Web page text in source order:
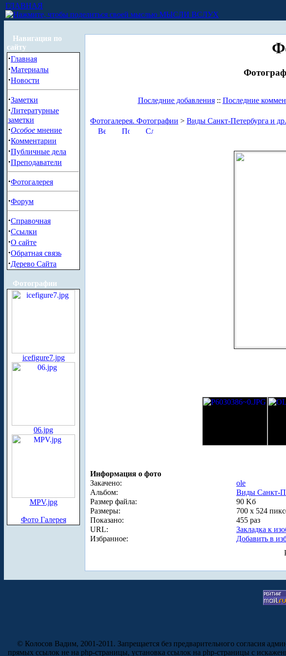
ГЛАВНАЯ
МЫСЛИ ВСЛУХ
Навигация по
сайту
·Главная
·Материалы
·Новости
·Заметки
·Литературные
заметки
·Особое мнение
·Комментарии
·Публичные дела
·Преподаватели
·Фотогалерея
·Форум
·Справочная
·Ссылки
·О сайте
·Обратная связь
·Дерево Сайта
Фотографии
icefigure7.jpg
06.jpg
MPV.jpg
Фото Галерея
Последние добавления:: Последние
Фотогалерея. Фотографии > Виды Санкт-Петербурга и
Информация о фото
Закачено:
ole
Альбом:
Виды Санкт-
Размер файла:
90 Kб
Размеры:
700 x 524
Показано:
455 раз
URL:
Закладка к
Избранное:
Добавить в
© Колосов Вадим, 2001-2011. Запрещается без предварительного согласия
прямых ссылок не на php-страницы, установка ссылок на php-страницы с